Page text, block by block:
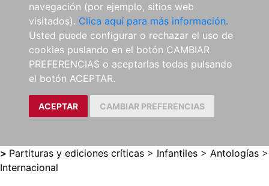
navegación (por ejemplo, sitios web
visitados). Clica aquí para más información.
Usted puede configurar o rechazar el uso de
cookies puslando en el botón CAMBIAR
PREFERENCIAS o aceptarlas todas pulsando
el botón ACEPTAR.
ACEPTAR CAMBIAR PREFERENCIAS
> Partituras y ediciones críticas > Infantiles > Antologías >
Internacional